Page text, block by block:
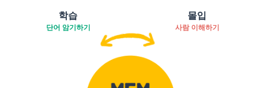
학습
단어 암기하기
몰입
사람 이해하기